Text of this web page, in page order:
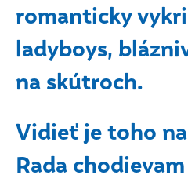
romanticky
ladyboys,
na skútroch.
Vidieť je toho
Rada